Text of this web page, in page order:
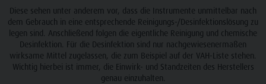
Diese sehen unter anderem vor, dass die Instrumente unmittelbar nach
dem Gebrauch in eine entsprechende Reinigungs-/Desinfektionslösung zu
legen sind. Anschließend folgen die eigentliche Reinigung und chemische
Desinfektion. Für die Desinfektion sind nur nachgewiesenermaßen
wirksame Mittel zugelassen, die zum Beispiel auf der VAH-Liste stehen.
Wichtig hierbei ist immer, die Einwirk- und Standzeiten des Herstellers
genau einzuhalten.